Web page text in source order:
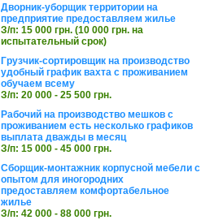
Дворник-уборщик территории на
предприятие предоставляем жилье
З/п: 15 000 грн. (10 000 грн. на
испытательный срок)
Грузчик-сортировщик на производство
удобный график вахта с проживанием
обучаем всему
З/п: 20 000 - 25 500 грн.
Рабочий на производство мешков с
проживанием есть несколько графиков
выплата дважды в месяц
З/п: 15 000 - 45 000 грн.
Сборщик-монтажник корпусной мебели с
опытом для иногородних
предоставляем комфортабельное
жилье
З/п: 42 000 - 88 000 грн.